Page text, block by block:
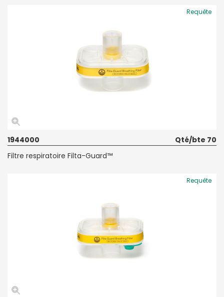
Requête
1944000
Qté/bte 70
Filtre respiratoire Filta-Guard™
Requête